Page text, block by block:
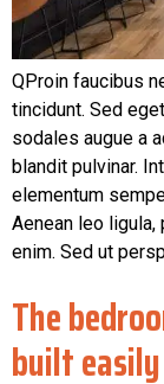
QProin faucibus
tincidunt. Sed
sodales augue a
blandit pulvinar.
elementum
Aenean leo
enim. Sed ut
The
built easily